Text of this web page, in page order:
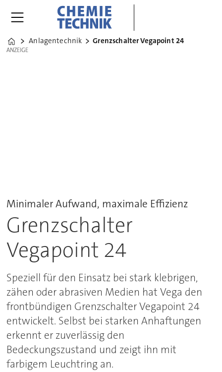
Home
Anlagentechnik Grenzschalter Vegapoint 24
ANZEIGE
ANZEIGE
Minimaler Aufwand, maximale Effizienz
Grenzschalter
Vegapoint 24
Speziell für den Einsatz bei stark klebrigen,
zähen oder abrasiven Medien hat Vega den
frontbündigen Grenzschalter Vegapoint 24
entwickelt. Selbst bei starken Anhaftungen
erkennt er zuverlässig den
Bedeckungszustand und zeigt ihn mit
farbigem Leuchtring an.